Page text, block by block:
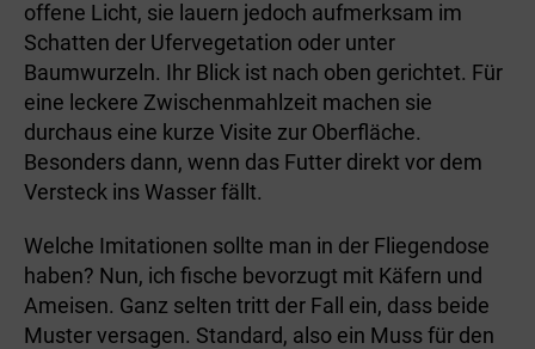
offene Licht, sie lauern jedoch aufmerksam im
Schatten der Ufervegetation oder unter
Baumwurzeln. Ihr Blick ist nach oben gerichtet. Für
eine leckere Zwischenmahlzeit machen sie
durchaus eine kurze Visite zur Oberfläche.
Besonders dann, wenn das Futter direkt vor dem
Versteck ins Wasser fällt.
Welche Imitationen sollte man in der Fliegendose
haben? Nun, ich fische bevorzugt mit Käfern und
Ameisen. Ganz selten tritt der Fall ein, dass beide
Muster versagen. Standard, also ein Muss für den